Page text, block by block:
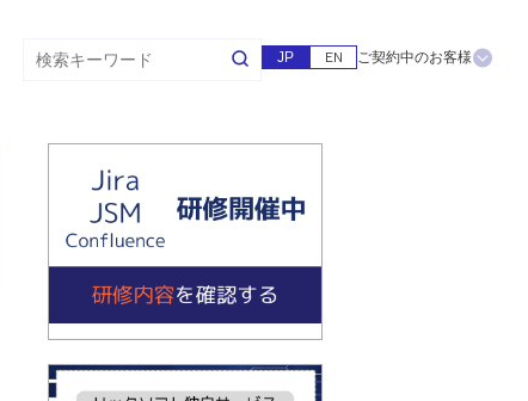
JP EN ご契約中のお客様